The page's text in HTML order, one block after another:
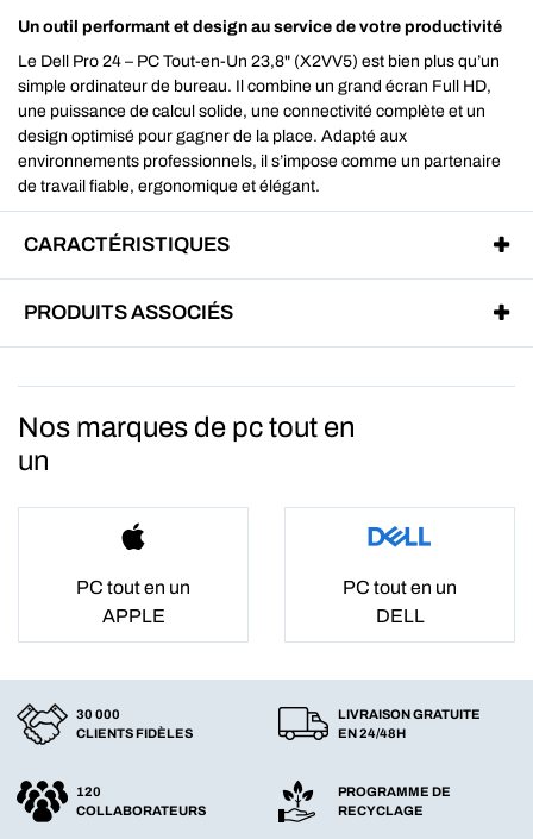
Un outil performant et design au service de votre productivité
Le Dell Pro 24 – PC Tout-en-Un 23,8" (X2VV5) est bien plus qu’un
simple ordinateur de bureau. Il combine un grand écran Full HD,
une puissance de calcul solide, une connectivité complète et un
design optimisé pour gagner de la place. Adapté aux
environnements professionnels, il s’impose comme un partenaire
de travail fiable, ergonomique et élégant.
CARACTÉRISTIQUES
PRODUITS ASSOCIÉS
Nos marques de pc tout en
un
PC tout en un
APPLE
PC tout en un
DELL
30 000
CLIENTS FIDÈLES
LIVRAISON GRATUITE
EN 24/48H
120
COLLABORATEURS
PROGRAMME DE
RECYCLAGE